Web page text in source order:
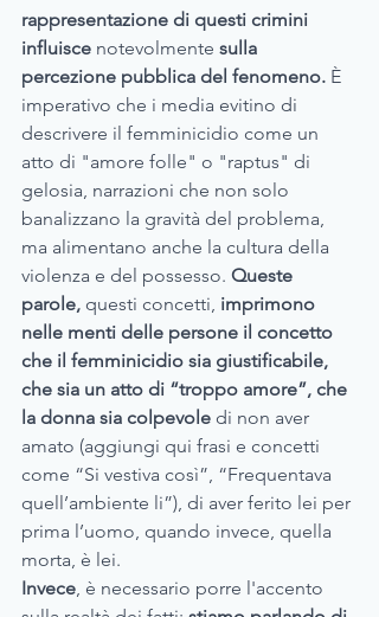
rappresentazione di questi crimini
influisce notevolmente sulla
percezione pubblica del fenomeno. È
imperativo che i media evitino di
descrivere il femminicidio come un
atto di "amore folle" o "raptus" di
gelosia, narrazioni che non solo
banalizzano la gravità del problema,
ma alimentano anche la cultura della
violenza e del possesso. Queste
parole, questi concetti, imprimono
nelle menti delle persone il concetto
che il femminicidio sia giustificabile,
che sia un atto di “troppo amore”, che
la donna sia colpevole di non aver
amato (aggiungi qui frasi e concetti
come “Si vestiva così”, “Frequentava
quell’ambiente li”), di aver ferito lei per
prima l’uomo, quando invece, quella
morta, è lei.
Invece, è necessario porre l'accento